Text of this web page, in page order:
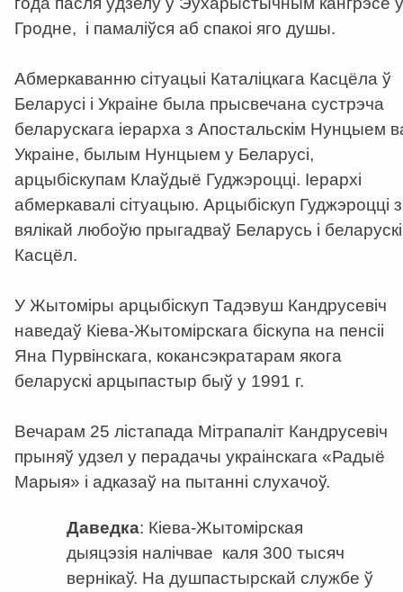
Гродне, і памаліўся аб спакоі яго душы.
Абмеркаванню сітуацыі Каталіцкага Касцёла ў
Беларусі і Украіне была прысвечана сустрэча
беларускага іерарха з Апостальскім Нунцыем
Украіне, былым Нунцыем у Беларусі,
арцыбіскупам Клаўдыё Гуджэроцці. Іерархі
абмеркавалі сітуацыю. Арцыбіскуп Гуджэроцці з
вялікай любоўю прыгадваў Беларусь і беларускі
Касцёл.
У Жытоміры арцыбіскуп Тадэвуш Кандрусевіч
наведаў Кіева-Жытомірскага біскупа на пенсіі
Яна Пурвінскага, кокансэкратарам якога
беларускі арцыпастыр быў у 1991 г.
Вечарам 25 лістапада Мітрапаліт Кандрусевіч
прыняў удзел у перадачы украінскага «Радыё
Марыя» і адказаў на пытанні слухачоў.
Даведка: Кіева-Жытомірская
дыяцэзія налічвае каля 300 тысяч
вернікаў. На душпастырскай службе ў